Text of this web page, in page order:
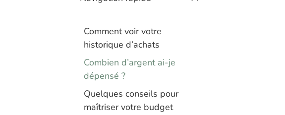
Comment voir votre
historique d’achats
Combien d’argent ai-je
dépensé ?
Quelques conseils pour
maîtriser votre budget